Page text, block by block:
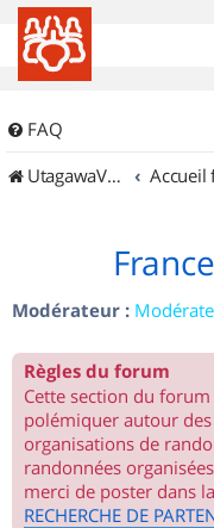
FAQ
UtagawaVTT (Randos VTT et VTTAE avec traces GPS)
Accueil
Modérateur :
Règles du forum
Cette section du
polémiquer autour des
organisations de
randonnées
merci de poster dans
RECHERCHE DE